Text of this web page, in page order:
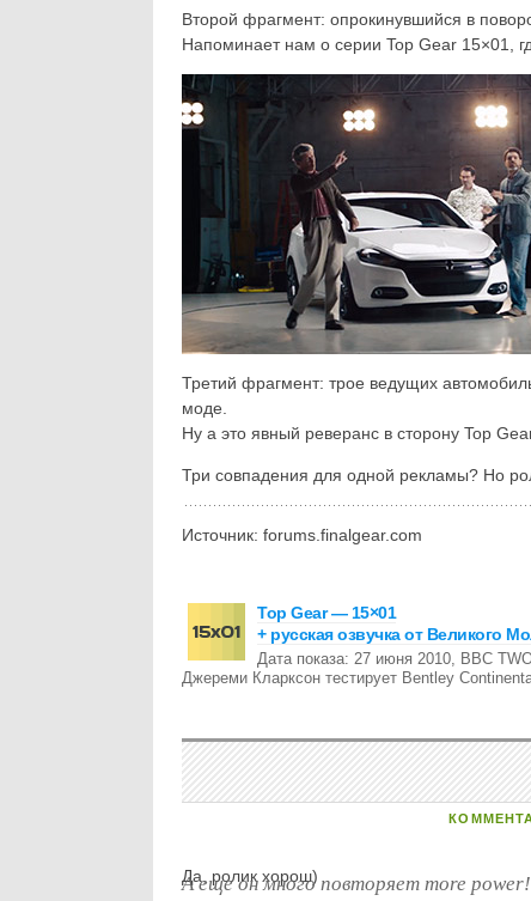
Второй фрагмент: опрокинувшийся в
Напоминает нам о серии Top Gear 15×01,
Третий фрагмент: трое ведущих
моде.
Ну а это явный реверанс в сторону Top
Три совпадения для одной рекламы? Но
Источник: forums.finalgear.com
Top Gear — 15×01
+ русская озвучка от Великого
Дата показа: 27 июня 2010, BBC
Джереми Кларксон тестирует Bentley
Да, ролик хорош)
А еще он много повторяет more